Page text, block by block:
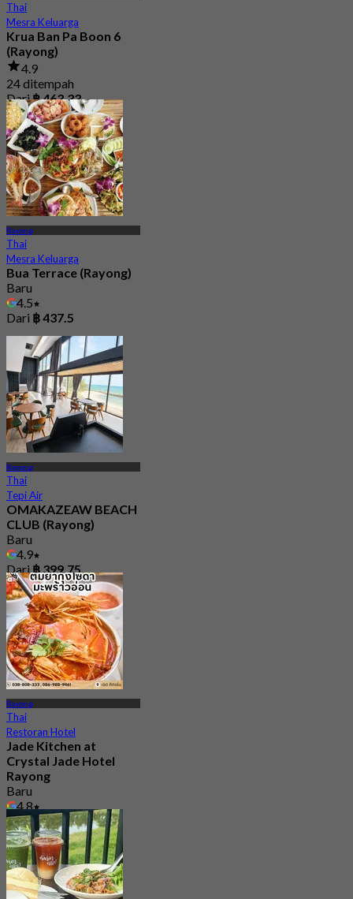
Thai
Mesra Keluarga
Krua Ban Pa Boon 6
(Rayong)
4.9
24 ditempah
Dari฿ 463.33
Rayong
Thai
Mesra Keluarga
Bua Terrace (Rayong)
Baru
4.5
Dari ฿ 437.5
Rayong
Thai
Tepi Air
OMAKAZEAW BEACH
CLUB (Rayong)
Baru
4.9
Dari฿ 399.75
Rayong
Thai
Restoran Hotel
Jade Kitchen at
Crystal Jade Hotel
Rayong
Baru
4.8
Dari฿ 690